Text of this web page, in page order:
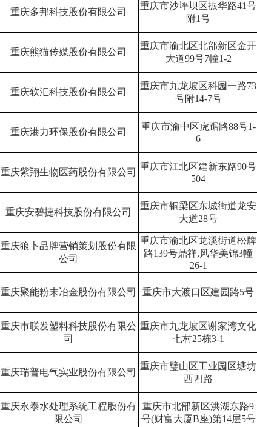
重庆多邦科技股份有限公司
重庆市沙坪坝区振华路41号
附1号
重庆熊猫传媒股份有限公司
重庆市渝北区北部新区金开
大道99号7幢1-2
重庆软汇科技股份有限公司
重庆市九龙坡区科园一路73
号附14-7号
重庆港力环保股份有限公司
重庆市渝中区虎踞路88号1-
6
重庆紫翔生物医药股份有限公司
重庆市江北区建新东路90号
504
重庆安碧捷科技股份有限公司
重庆市铜梁区东城街道龙安
大道28号
重庆狼卜品牌营销策划股份有限
公司
重庆市渝北区龙溪街道松牌
路139号鼎祥,风华美锦3幢
26-1
重庆聚能粉末冶金股份有限公司 重庆市大渡口区建园路5号
重庆市联发塑料科技股份有限公
司
重庆市九龙坡区谢家湾文化
七村25栋3-1
重庆瑞普电气实业股份有限公司
重庆市璧山区工业园区塘坊
西四路
重庆永泰水处理系统工程股份有
限公司
重庆市北部新区洪湖东路9
号(财富大厦B座)第14层5号